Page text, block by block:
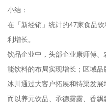
小结：
在「新经销」统计的47家食品
利增长。
饮品企业中，头部企业康师傅
能饮料的布局实现增长；区域
冰川通过大客户拓展和特渠发展
而以养元饮品、承德露露、香